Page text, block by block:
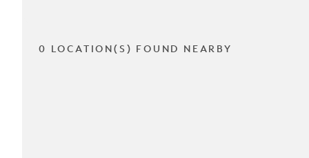
0 LOCATION(S) FOUND NEARBY